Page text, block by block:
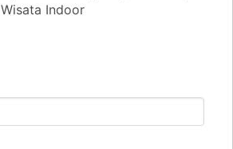
Wisata Indoor